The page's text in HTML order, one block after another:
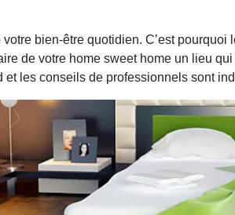
bien-être quotidien. C’est
de votre home sweet home un lieu
les conseils de professionnels sont